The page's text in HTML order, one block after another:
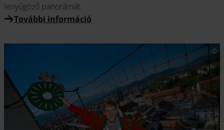
lenyűgöző panorámát.
További információ